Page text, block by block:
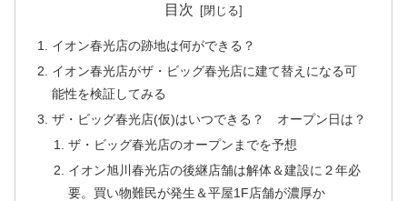
目次
イオン春光店の跡地は何ができる？
イオン春光店がザ・ビッグ春光店に建て替えになる可
能性を検証してみる
ザ・ビッグ春光店(仮)はいつできる？ オープン日は？
ザ・ビッグ春光店のオープンまでを予想
イオン旭川春光店の後継店舗は解体＆建設に２年必
要。買い物難民が発生＆平屋1F店舗が濃厚か